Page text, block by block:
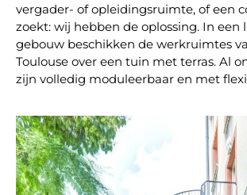
vergader- of opleidingsruimte, of een
zoekt: wij hebben de oplossing. In een
gebouw beschikken de werkruimtes
Toulouse over een tuin met terras. Al
zijn volledig moduleerbaar en met